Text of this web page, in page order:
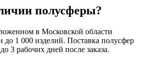
полусферы?
в Московской области
до 1 000 изделий. Поставка полусфер
3 рабочих дней после заказа.